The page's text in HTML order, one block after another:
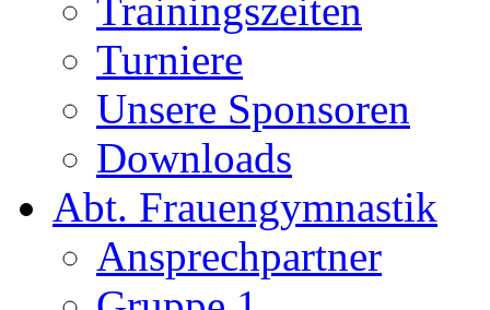
Trainingszeiten
Turniere
Unsere Sponsoren
Downloads
Abt. Frauengymnastik
Ansprechpartner